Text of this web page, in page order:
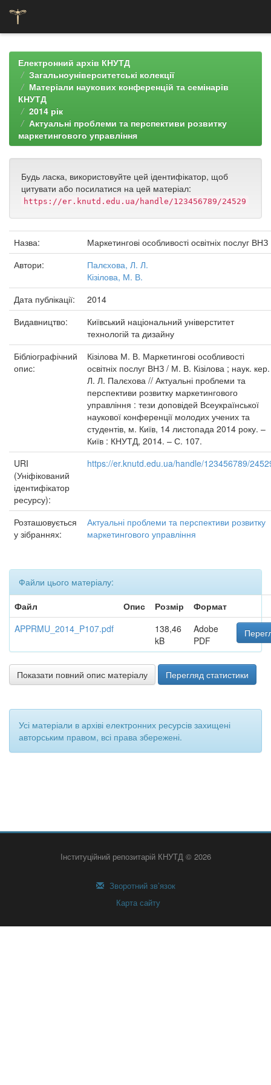
navigationЕлектронний архів КНУТД
Загальноуніверситетські колекції
Матеріали наукових конференцій та семінарів
КНУТД
2014 рік
Актуальні проблеми та перспективи розвитку
маркетингового управління
Будь ласка, використовуйте цей ідентифікатор, щоб
цитувати або посилатися на цей матеріал:
https://er.knutd.edu.ua/handle/123456789/24529
Назва:
Маркетингові особливості освітніх послуг ВНЗ
Автори:
Палєхова, Л. Л.
Кізілова, М. В.
Дата публікації:
2014
Видавництво:
Київський національний універститет
технологій та дизайну
Бібліографічний
опис:
Кізілова М. В. Маркетингові особливості
освітніх послуг ВНЗ / М. В. Кізілова ; наук. кер.
Л. Л. Палєхова // Актуальні проблеми та
перспективи розвитку маркетингового
управління : тези доповідей Всеукраїнської
наукової конференції молодих учених та
студентів, м. Київ, 14 листопада 2014 року. –
Київ : КНУТД, 2014. – С. 107.
URI
(Уніфікований
ідентифікатор
ресурсу):
https://er.knutd.edu.ua/handle/123456789/
Розташовується
у зібраннях:
Актуальні проблеми та перспективи розвитку
маркетингового управління
Файли цього матеріалу:
Файл
Опис Розмір
Формат
APPRMU_2014_P107.pdf
138,46
kB
Adobe
PDF
Показати повний опис матеріалу Перегляд статистики
Усі матеріали в архіві електронних ресурсів захищені
авторським правом, всі права збережені.
Інституційний репозитарій КНУТД © 2026
Зворотний зв’язок
Карта сайту